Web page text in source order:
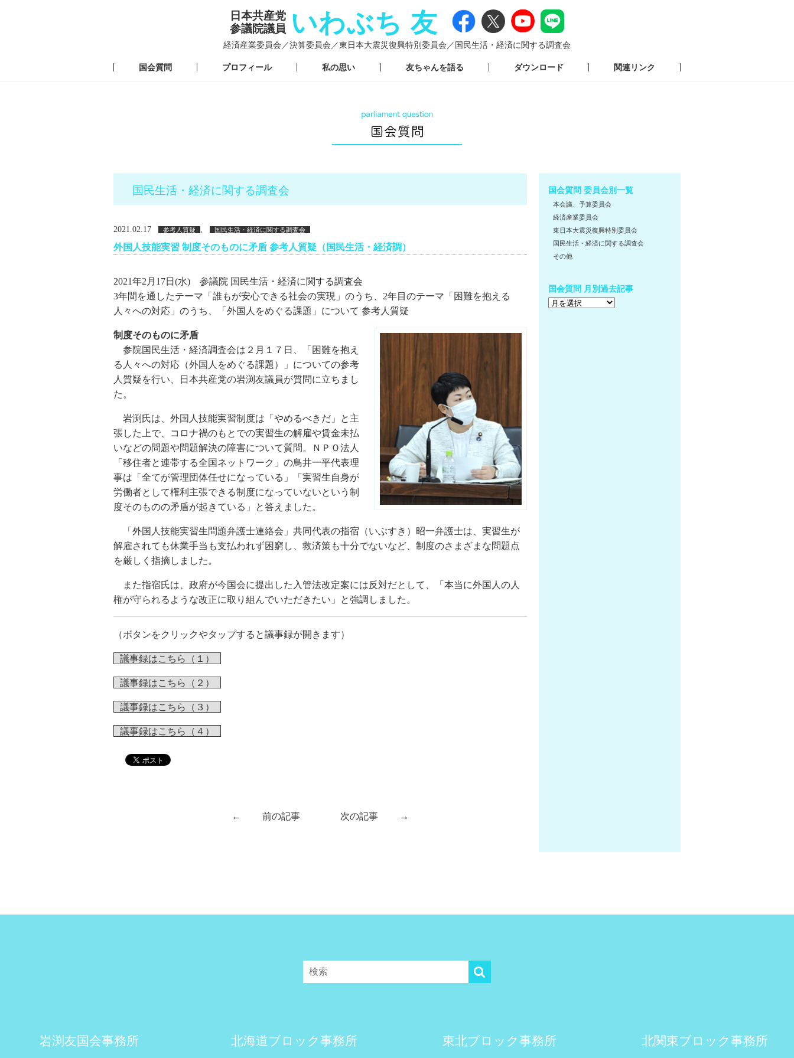
日本共産党
参議院議員
いわぶち 友
経済産業委員会／決算委員会／東日本大震災復興特別委員会／ 国民生活・経済に関する調査会
国会質問 プロフィール 私の思い 友ちゃんを語る ダウンロード 関連リンク
国民生活・経済に関する調査会
2021.02.17 参考人質疑 国民生活・経済に関する調査会
外国人技能実習 制度そのものに矛盾 参考人質疑（国民生活・経済調）
2021年2月17日(水) 参議院 国民生活・経済に関する調査会
3年間を通したテーマ「誰もが安心できる社会の実現」のうち、2年目のテーマ「困難を抱える
人々への対応」のうち、「外国人をめぐる課題」について 参考人質疑
制度そのものに矛盾
参院国民生活・経済調査会は２月１７日、「困難を抱え
る人々への対応（外国人をめぐる課題）」についての参考
人質疑を行い、日本共産党の岩渕友議員が質問に立ちまし
た。
岩渕氏は、外国人技能実習制度は「やめるべきだ」と主
張した上で、コロナ禍のもとでの実習生の解雇や賃金未払
いなどの問題や問題解決の障害について質問。ＮＰＯ法人
「移住者と連帯する全国ネットワーク」の鳥井一平代表理
事は「全てが管理団体任せになっている」「実習生自身が
労働者として権利主張できる制度になっていないという制
度そのものの矛盾が起きている」と答えました。
「外国人技能実習生問題弁護士連絡会」共同代表の指宿（いぶすき）昭一弁護士は、実習生が
解雇されても休業手当も支払われず困窮し、救済策も十分でないなど、制度のさまざまな問題点
を厳しく指摘しました。
また指宿氏は、政府が今国会に提出した入管法改定案には反対だとして、「本当に外国人の人
権が守られるような改正に取り組んでいただきたい」と強調しました。
（ボタンをクリックやタップすると議事録が開きます）
議事録はこちら（１）
議事録はこちら（２）
議事録はこちら（３）
議事録はこちら（４）
← 前の記事 次の記事 →
国会質問 委員会別一覧
本会議、予算委員会
経済産業委員会
東日本大震災復興特別委員会
国民生活・経済に関する調査会
その他
国会質問 月別過去記事
岩渕友国会事務所 北海道ブロック事務所 東北ブロック事務所 北関東ブロック事務所